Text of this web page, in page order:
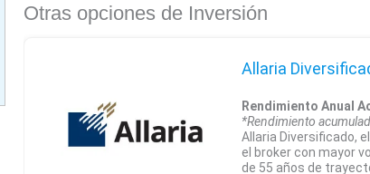
Otras opciones de Inversión
Allaria
Rendimiento Anual
*Rendimiento
Allaria Diversificado,
el broker con mayor
de 55 años de